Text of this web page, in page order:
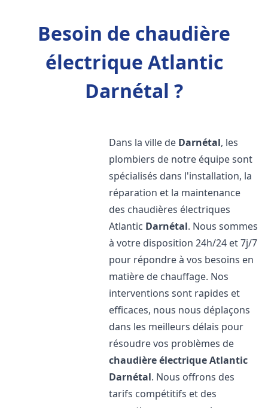
Besoin de chaudière
électrique Atlantic
Darnétal ?
Dans la ville de Darnétal, les
plombiers de notre équipe sont
spécialisés dans l'installation, la
réparation et la maintenance
des chaudières électriques
Atlantic Darnétal. Nous sommes
à votre disposition 24h/24 et 7j/7
pour répondre à vos besoins en
matière de chauffage. Nos
interventions sont rapides et
efficaces, nous nous déplaçons
dans les meilleurs délais pour
résoudre vos problèmes de
chaudière électrique Atlantic
Darnétal. Nous offrons des
tarifs compétitifs et des